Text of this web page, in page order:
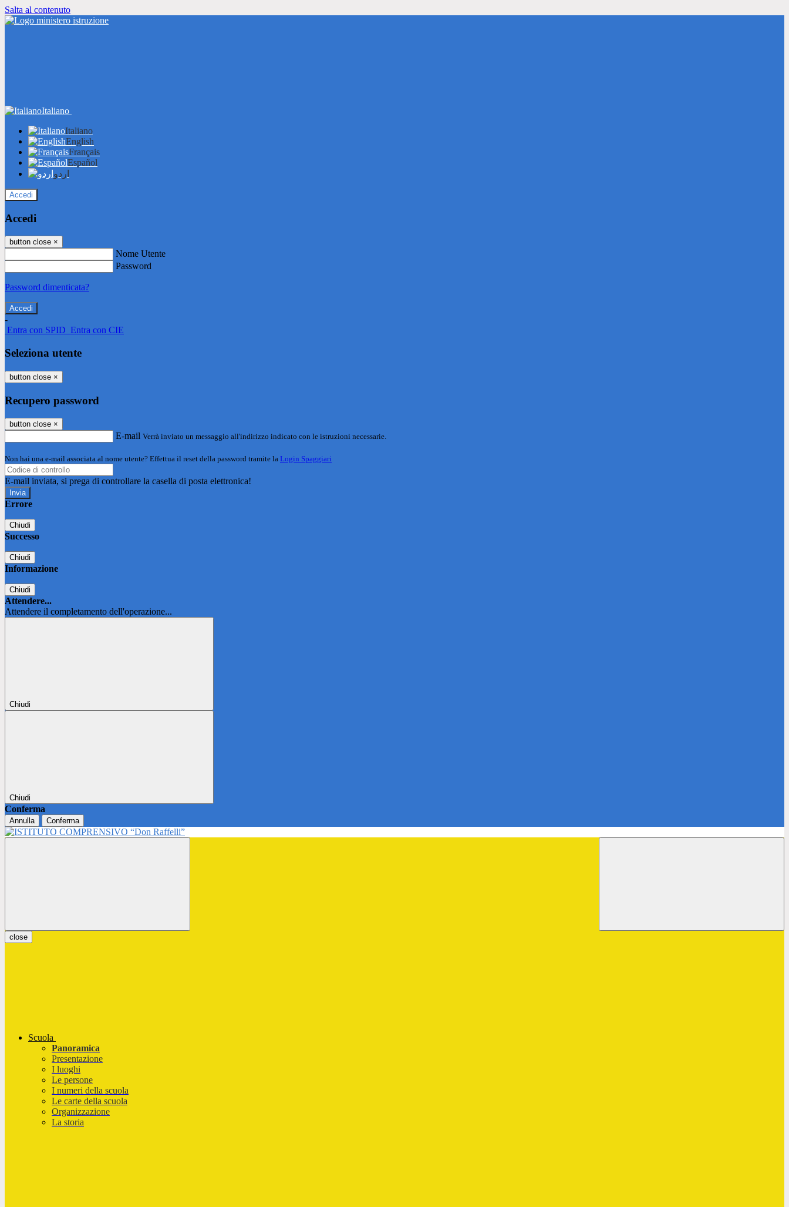
Salta al contenuto
Italiano
Italiano
English
Français
Español
اردو
Accedi
Accedi
button close ×
Nome Utente
Password
Password dimenticata?
-
Entra con SPID Entra con CIE
Seleziona utente
button close ×
Recupero password
button close ×
E-mail Verrà inviato un messaggio all'indirizzo indicato con le istruzioni necessarie.
Non hai una e-mail associata al nome utente? Effettua il reset della password tramite la Login Spaggiari
E-mail inviata, si prega di controllare la casella di posta elettronica!
Errore
Chiudi
Successo
Chiudi
Informazione
Chiudi
Attendere...
Attendere il completamento dell'operazione...
Chiudi
Chiudi
Conferma
Annulla Conferma
close
Scuola
Panoramica
Presentazione
I luoghi
Le persone
I numeri della scuola
Le carte della scuola
Organizzazione
La storia